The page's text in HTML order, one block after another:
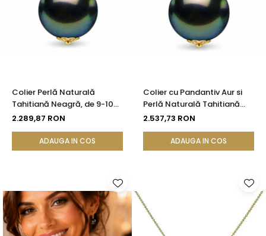
Colier Perlă Naturală
Tahitiană Neagră, de 9-10
mm, Calitate AAA, Aur
KASKADDA®
2.289,87 RON
ADAUGA IN COS
Colier cu Pandantiv Aur si
Perlă Naturală Tahitiană
Neagră, de 10-11 mm, AAA,
Pandantiv | KASKADDA®
2.537,73 RON
ADAUGA IN COS